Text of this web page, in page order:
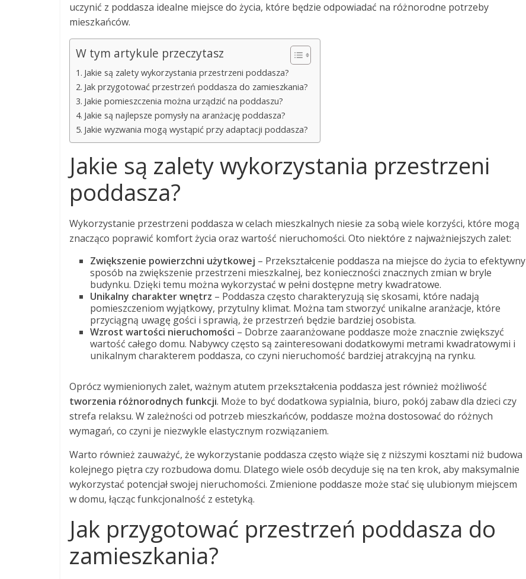
uczynić z poddasza idealne miejsce do życia, które będzie odpowiadać na różnorodne potrzeby
mieszkańców.
W tym artykule przeczytasz
Jakie są zalety wykorzystania przestrzeni poddasza?
Jak przygotować przestrzeń poddasza do zamieszkania?
Jakie pomieszczenia można urządzić na poddaszu?
Jakie są najlepsze pomysły na aranżację poddasza?
Jakie wyzwania mogą wystąpić przy adaptacji poddasza?
Jakie są zalety wykorzystania przestrzeni
poddasza?
Wykorzystanie przestrzeni poddasza w celach mieszkalnych niesie za sobą wiele korzyści, które mogą
znacząco poprawić komfort życia oraz wartość nieruchomości. Oto niektóre z najważniejszych zalet:
Zwiększenie powierzchni użytkowej – Przekształcenie poddasza na miejsce do życia to efektywny
sposób na zwiększenie przestrzeni mieszkalnej, bez konieczności znacznych zmian w bryle
budynku. Dzięki temu można wykorzystać w pełni dostępne metry kwadratowe.
Unikalny charakter wnętrz – Poddasza często charakteryzują się skosami, które nadają
pomieszczeniom wyjątkowy, przytulny klimat. Można tam stworzyć unikalne aranżacje, które
przyciągną uwagę gości i sprawią, że przestrzeń będzie bardziej osobista.
Wzrost wartości nieruchomości – Dobrze zaaranżowane poddasze może znacznie zwiększyć
wartość całego domu. Nabywcy często są zainteresowani dodatkowymi metrami kwadratowymi i
unikalnym charakterem poddasza, co czyni nieruchomość bardziej atrakcyjną na rynku.
Oprócz wymienionych zalet, ważnym atutem przekształcenia poddasza jest również możliwość
tworzenia różnorodnych funkcji. Może to być dodatkowa sypialnia, biuro, pokój zabaw dla dzieci czy
strefa relaksu. W zależności od potrzeb mieszkańców, poddasze można dostosować do różnych
wymagań, co czyni je niezwykle elastycznym rozwiązaniem.
Warto również zauważyć, że wykorzystanie poddasza często wiąże się z niższymi kosztami niż budowa
kolejnego piętra czy rozbudowa domu. Dlatego wiele osób decyduje się na ten krok, aby maksymalnie
wykorzystać potencjał swojej nieruchomości. Zmienione poddasze może stać się ulubionym miejscem
w domu, łącząc funkcjonalność z estetyką.
Jak przygotować przestrzeń poddasza do
zamieszkania?